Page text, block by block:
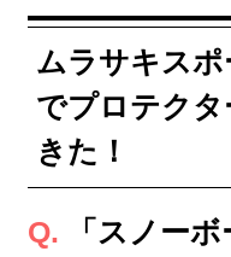
ムラサキス
でプロテク
きた！
「スノー